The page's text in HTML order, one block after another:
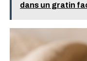
dans un gratin